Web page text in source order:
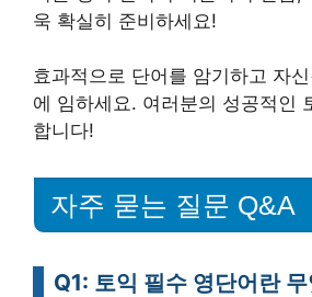
욱 확실히 준비하세요!
효과적으로 단어를 암기하고 자
에 임하세요. 여러분의 성공적인
합니다!
자주 묻는 질문 Q&A
Q1: 토익 필수 영단어란